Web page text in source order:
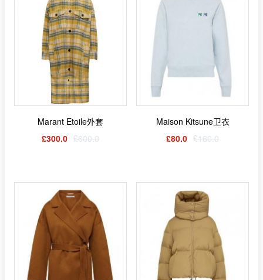
Marant Etoile外套
£300.0 £600.0
Maison Kitsune卫衣
£80.0 £160.0